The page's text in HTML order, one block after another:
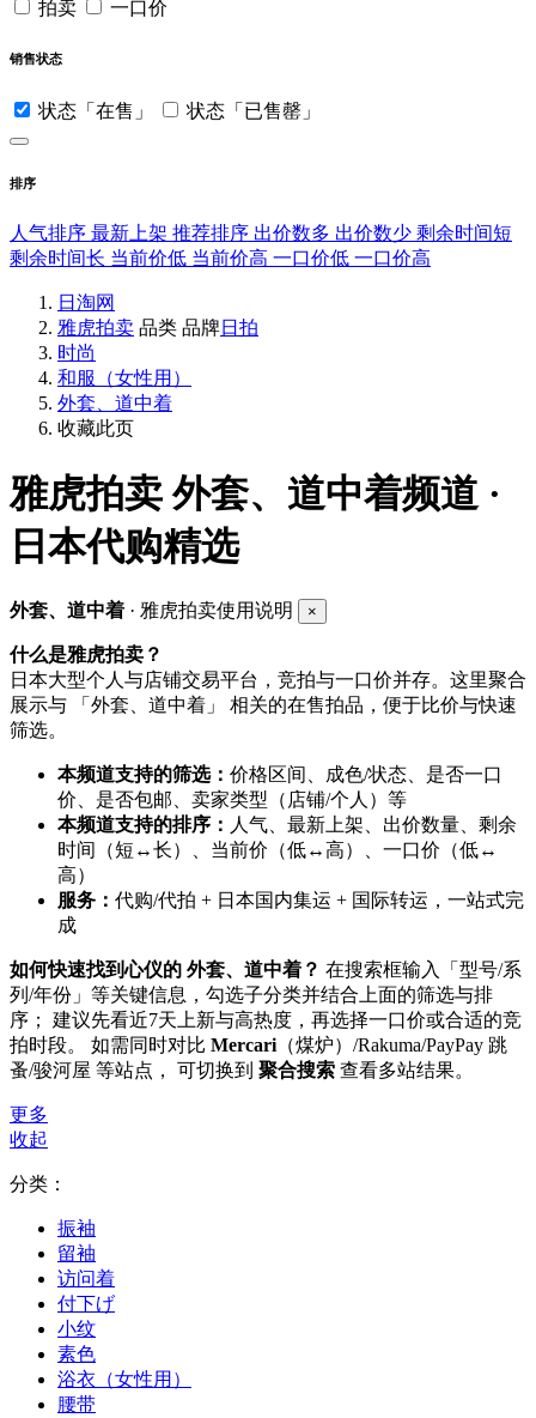
拍卖 一口价
销售状态
状态「在售」 状态「已售罄」
排序
人气排序 最新上架 推荐排序 出价数多 出价数少 剩余时间短
剩余时间长 当前价低 当前价高 一口价低 一口价高
日淘网
雅虎拍卖 品类 品牌日拍
时尚
和服（女性用）
外套、道中着
收藏此页
雅虎拍卖外套、道中着频道 ·
日本代购精选
外套、道中着 · 雅虎拍卖使用说明 ×
什么是雅虎拍卖？
日本大型个人与店铺交易平台，竞拍与一口价并存。这里聚合
展示与 「外套、道中着」 相关的在售拍品，便于比价与快速
筛选。
本频道支持的筛选： 价格区间、成色/状态、是否一口
价、是否包邮、卖家类型（店铺/个人）等
本频道支持的排序： 人气、最新上架、出价数量、剩余
时间（短↔长）、当前价（低↔高）、一口价（低↔
高）
服务： 代购/代拍 + 日本国内集运 + 国际转运，一站式完
成
如何快速找到心仪的 外套、道中着？ 在搜索框输入「型号/系
列/年份」等关键信息，勾选子分类并结合上面的筛选与排
序； 建议先看近7天上新与高热度，再选择一口价或合适的竞
拍时段。 如需同时对比 Mercari （煤炉）/Rakuma/PayPay 跳
蚤/骏河屋 等站点， 可切换到 聚合搜索 查看多站结果。
更多
收起
分类：
振袖
留袖
访问着
付下げ
小纹
素色
浴衣（女性用）
腰带